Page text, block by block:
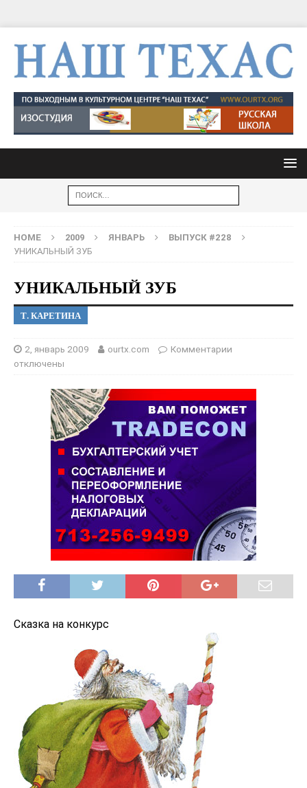
HOME 2009 ЯНВАРЬ
ВЫПУСК #228
УНИКАЛЬНЫЙ ЗУБ
УНИКАЛЬНЫЙ ЗУБ
Т. КАРЕТИНА
2, январь 2009 ourtx.com
Комментарии
отключены
Сказка на конкурс